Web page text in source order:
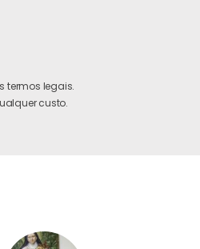
termos legais.
custo.